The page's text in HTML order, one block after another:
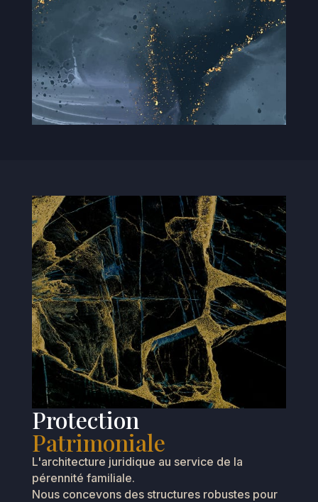
Protection
Patrimoniale
L'architecture juridique au service de la
pérennité familiale.
Nous concevons des structures robustes pour